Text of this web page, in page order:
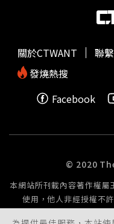
定學習。同時也再次要
113、110。◎若自身或
性侵害，請打110報案
神虐待、性騷擾、性侵
關於CTWANT 聯
發燒熱搜
Facebook
© 2020
本網站所刊載內容著作權
使用，他人非經授權不